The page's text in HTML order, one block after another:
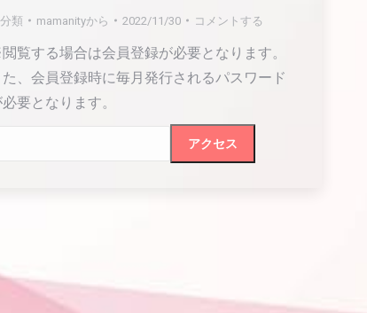
類 mamanityから 2022/11/30 コメントする
覧する場合は会員登録が必要となります。
た、会員登録時に毎月発行されるパスワード
要となります。